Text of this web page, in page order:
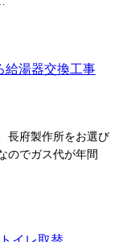
長府製作所をお選び
のでガス代が年間